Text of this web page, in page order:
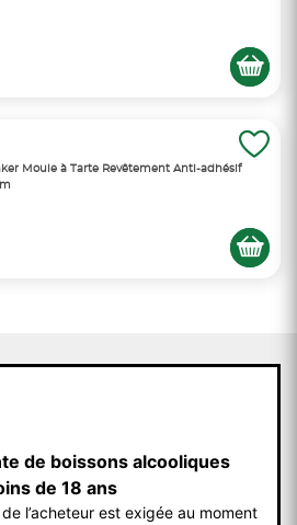
Moule à Tarte Revêtement Anti-adhésif
de boissons alcooliques
de 18 ans
l’acheteur est exigée au moment